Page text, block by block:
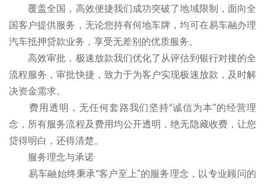
覆盖全国，高效便捷我们成功突破了地域限制，面向全
国客户提供服务，无论您持有何地车牌，均可在易车融办理
汽车抵押贷款业务，享受无差别的优质服务。
高效审批，极速放款我们优化了从评估到银行对接的全
流程服务，审批快捷，致力于为客户实现极速放款，及时解
决资金需求。
费用透明，无任何套路我们坚持“诚信为本”的经营理
念，所有服务流程及费用均公开透明，绝无隐藏收费，让您
贷得明白，还得清楚。
服务理念与承诺
易车融始终秉承“客户至上”的服务理念，以专业顾问的